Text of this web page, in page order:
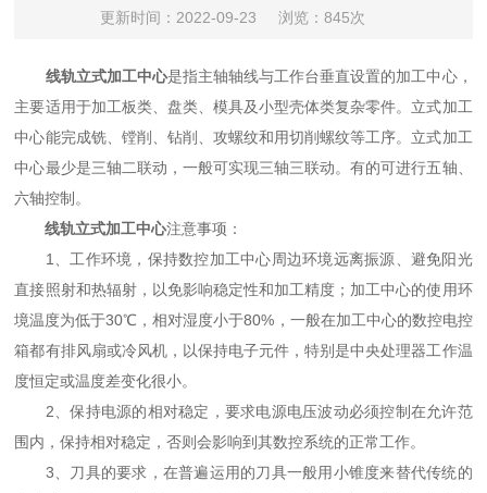
更新时间：2022-09-23 浏览：845次
线轨立式加工中心是指主轴轴线与工作台垂直设置的加工中心，
主要适用于加工板类、盘类、模具及小型壳体类复杂零件。立式加工
中心能完成铣、镗削、钻削、攻螺纹和用切削螺纹等工序。立式加工
中心最少是三轴二联动，一般可实现三轴三联动。有的可进行五轴、
六轴控制。
线轨立式加工中心注意事项：
1、工作环境，保持数控加工中心周边环境远离振源、避免阳光
直接照射和热辐射，以免影响稳定性和加工精度；加工中心的使用环
境温度为低于30℃，相对湿度小于80%，一般在加工中心的数控电控
箱都有排风扇或冷风机，以保持电子元件，特别是中央处理器工作温
度恒定或温度差变化很小。
2、保持电源的相对稳定，要求电源电压波动必须控制在允许范
围内，保持相对稳定，否则会影响到其数控系统的正常工作。
3、刀具的要求，在普遍运用的刀具一般用小锥度来替代传统的